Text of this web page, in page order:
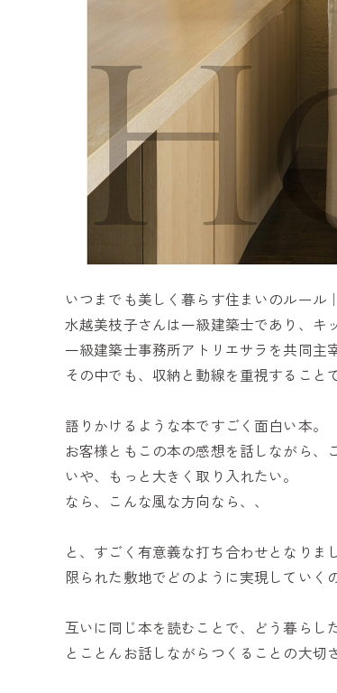
いつまでも美しく暮らす住まいのルール
水越美枝子さんは一級建築士であり、キ
一級建築士事務所アトリエサラを共同主
その中でも、収納と動線を重視するこ
語りかけるような本ですごく面白い本。
お客様ともこの本の感想を話しながら、
いや、もっと大きく取り入れたい。
なら、こんな風な方向なら、、
と、すごく有意義な打ち合わせとなりま
限られた敷地でどのように実現していく
互いに同じ本を読むことで、どう暮らし
とことんお話しながらつくることの大切